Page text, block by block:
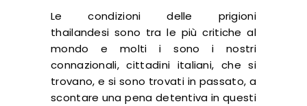
Le condizioni delle prigioni
thailandesi sono tra le più critiche al
mondo e molti i sono i nostri
connazionali, cittadini italiani, che si
trovano, e si sono trovati in passato, a
scontare una pena detentiva in questi